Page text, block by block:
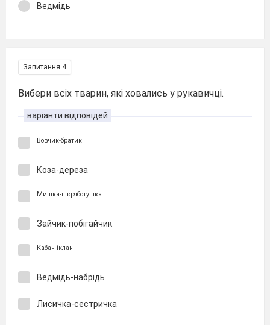
Ведмідь
Запитання 4
Вибери всіх тварин, які ховались у рукавичці.
варіанти відповідей
Вовчик-братик
Коза-дереза
Мишка-шкряботушка
Зайчик-побігайчик
Кабан-іклан
Ведмідь-набрідь
Лисичка-сестричка